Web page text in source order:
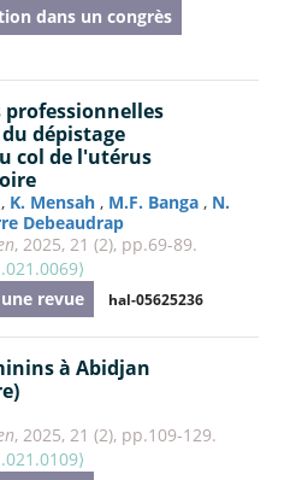
dans un congrès
professionnelles
dépistage
col de l'utérus
, K. Mensah , M.F. Banga , N.
Debeaudrap
, 2025, 21 (2), pp.69-89.
revue
hal-05625236
à Abidjan
, 2025, 21 (2), pp.109-129.